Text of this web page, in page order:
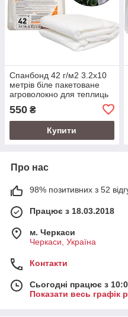
Спанбонд 42 г/м2 3.2х10
метрів біле пакетоване
агроволокно для теплиць
550 ₴
Купити
Про нас
98% позитивних з 52
Працює з 18.03.2018
м. Черкаси
Черкаси, Україна
Контакти
Сьогодні працює з
Показати весь графік